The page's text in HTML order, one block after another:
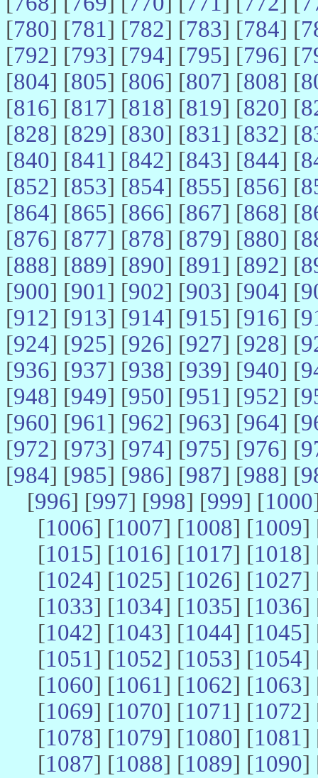
[780] [781] [782] [783] [784] [
[792] [793] [794] [795] [796] [
[804] [805] [806] [807] [808] [
[816] [817] [818] [819] [820] [
[828] [829] [830] [831] [832] [
[840] [841] [842] [843] [844] [
[852] [853] [854] [855] [856] [
[864] [865] [866] [867] [868] [
[876] [877] [878] [879] [880] [
[888] [889] [890] [891] [892] [
[900] [901] [902] [903] [904] [
[912] [913] [914] [915] [916] [
[924] [925] [926] [927] [928] [
[936] [937] [938] [939] [940] [
[948] [949] [950] [951] [952] [
[960] [961] [962] [963] [964] [
[972] [973] [974] [975] [976] [
[984] [985] [986] [987] [988] [
[996] [997] [998] [999] [1000
[1006] [1007] [1008] [1009]
[1015] [1016] [1017] [1018]
[1024] [1025] [1026] [1027]
[1033] [1034] [1035] [1036]
[1042] [1043] [1044] [1045]
[1051] [1052] [1053] [1054]
[1060] [1061] [1062] [1063]
[1069] [1070] [1071] [1072]
[1078] [1079] [1080] [1081]
[1087] [1088] [1089] [1090]